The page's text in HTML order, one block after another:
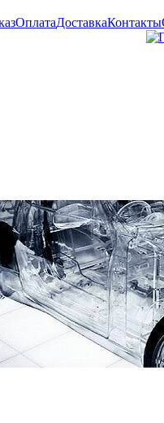
ОплатаДоставкаКонтакты
Пн.—